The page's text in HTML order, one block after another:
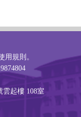
用規則 。
雲起樓 108室